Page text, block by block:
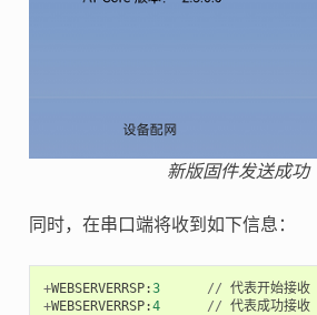
新版固件发送成功
同时，在串口端将收到如下信息：
+WEBSERVERRSP:3 // 代表开始接收
+WEBSERVERRSP:4 // 代表成功接收